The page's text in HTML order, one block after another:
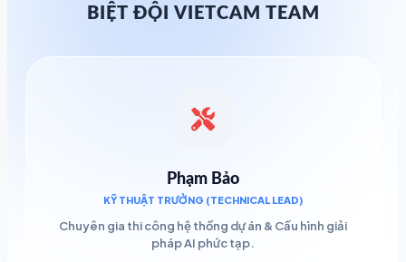
BIỆT ĐỘI VIETCAM TEAM
Phạm Bảo
KỸ THUẬT TRƯỞNG (TECHNICAL LEAD)
Chuyên gia thi công hệ thống dự án & Cấu hình giải
pháp AI phức tạp.